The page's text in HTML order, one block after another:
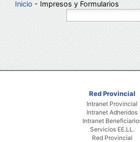
Inicio - Impresos y Formularios
Red Provincial
Intranet Provincial
Intranet Adheridos
Intranet
Servicios EE.LL.
Red Provincial